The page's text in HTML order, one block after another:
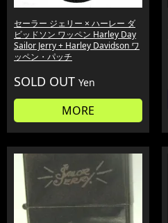
セーラー ジェリー × ハーレー ダ
ビッドソン ワッペン Harley Day
Sailor Jerry + Harley Davidson ワ
ッペン・パッチ
SOLD OUT Yen
MORE